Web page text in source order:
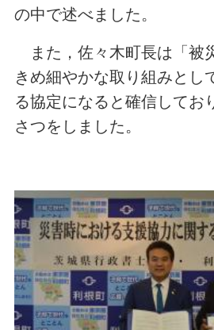
の中で述べました。
また，佐々木町長は「被
きめ細やかな取り組みとし
る協定になると確信してお
さつをしました。